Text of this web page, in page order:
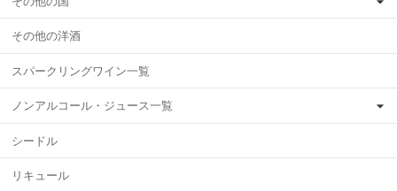
その他の洋酒
スパークリングワイン一覧
ノンアルコール・ジュース一覧
シードル
リキュール